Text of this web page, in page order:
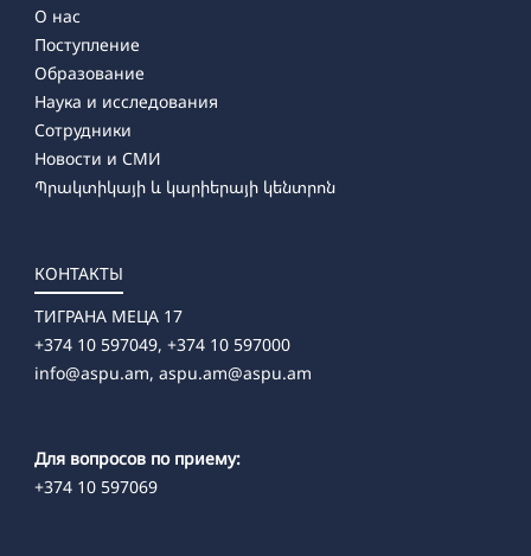
О нас
Поступление
Образование
Наука и исследования
Сотрудники
Новости и СМИ
Պրակտիկայի և կարիերայի կենտրոն
КОНТАКТЫ
ТИГРАНА МЕЦА 17
+374 10 597049, +374 10 597000
info@aspu.am, aspu.am@aspu.am
Для вопросов по приему:
+374 10 597069